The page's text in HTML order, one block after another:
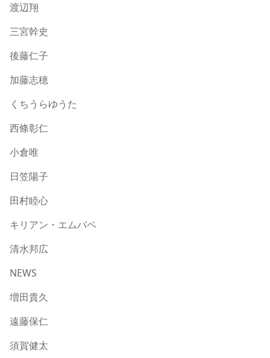
渡辺翔
三宮幹史
後藤仁子
加藤志穂
くちうらゆうた
西條彰仁
小倉唯
日笠陽子
田村睦心
キリアン・エムバペ
清水邦広
NEWS
増田貴久
遠藤保仁
須賀健太